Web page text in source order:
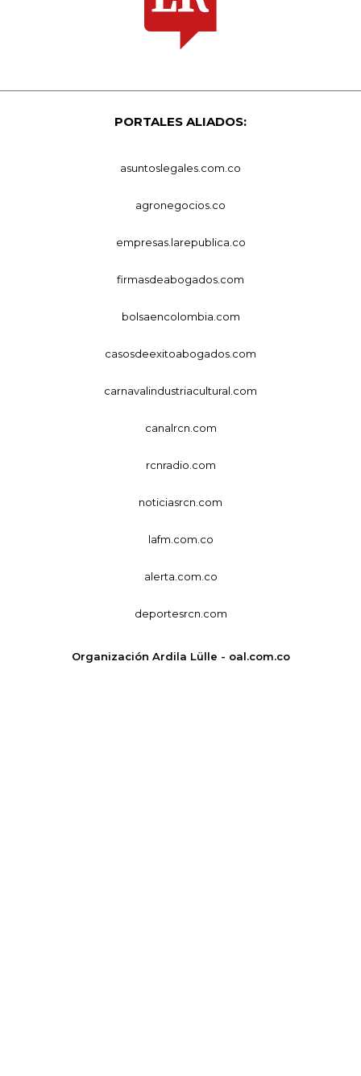
PORTALES ALIADOS:
asuntoslegales.com.co
agronegocios.co
empresas.larepublica.co
firmasdeabogados.com
bolsaencolombia.com
casosdeexitoabogados.com
carnavalindustriacultural.com
canalrcn.com
rcnradio.com
noticiasrcn.com
lafm.com.co
alerta.com.co
deportesrcn.com
Organización Ardila Lülle - oal.com.co